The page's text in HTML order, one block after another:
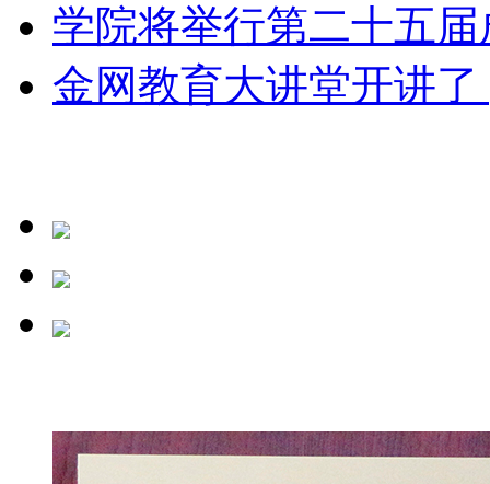
学院将举行第二十五
金网教育大讲堂开讲